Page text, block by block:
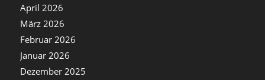
April 2026
März 2026
Februar 2026
Januar 2026
Dezember 2025